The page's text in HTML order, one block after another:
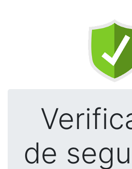
de